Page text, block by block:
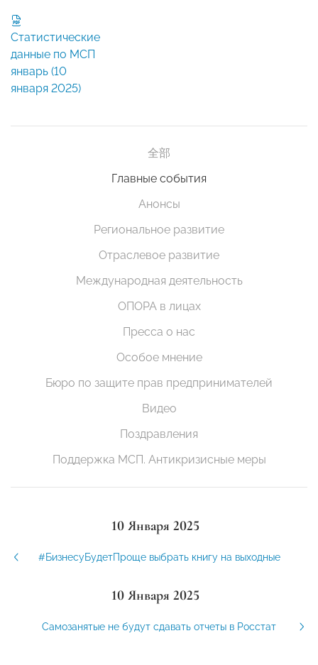
Статистические
данные по МСП
январь (10
января 2025)
全部
Главные события
Анонсы
Региональное развитие
Отраслевое развитие
Международная деятельность
ОПОРА в лицах
Пресса о нас
Особое мнение
Бюро по защите прав предпринимателей
Видео
Поздравления
Поддержка МСП. Антикризисные меры
10 Января 2025
#БизнесуБудетПроще выбрать книгу на выходные
10 Января 2025
Самозанятые не будут сдавать отчеты в Росстат